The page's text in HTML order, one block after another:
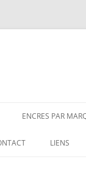
ENCRES PAR
3OYSTERSLIENS